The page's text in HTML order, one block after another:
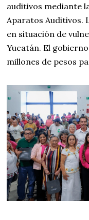
auditivos mediante
Aparatos Auditivos.
en situación de
Yucatán. El
millones de pesos